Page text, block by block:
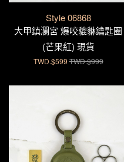
Style 06868
大甲鎮瀾宮 爆咬貔貅鑰匙圈
(芒果紅) 現貨
TWD.$599 TWD.$999